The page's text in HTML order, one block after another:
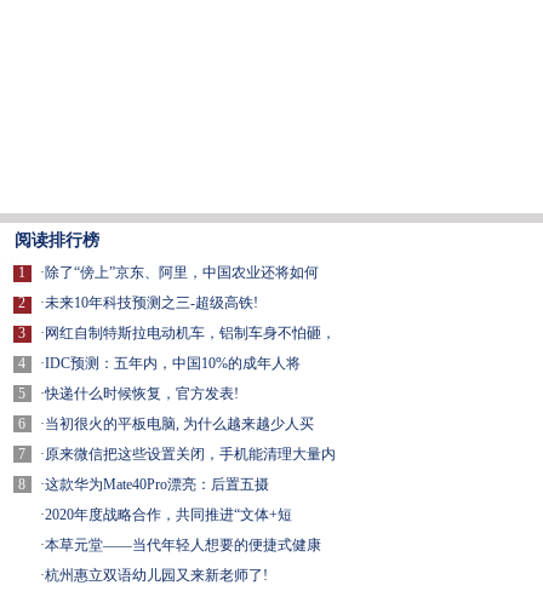
阅读排行榜
1
2
3
4
5
6
7
8
·除了“傍上”京东、阿里，中国农业还将如何
·未来10年科技预测之三-超级高铁!
· 网红自制特斯拉电动机车，铝制车身不怕砸，
·IDC预测：五年内，中国10%的成年人将
·快递什么时候恢复，官方发表!
·当初很火的平板电脑, 为什么越来越少人买
·原来微信把这些设置关闭，手机能清理大量内
·这款华为Mate40Pro漂亮：后置五摄
·2020年度战略合作，共同推进“文体+短
·本草元堂——当代年轻人想要的便捷式健康
·杭州惠立双语幼儿园又来新老师了!